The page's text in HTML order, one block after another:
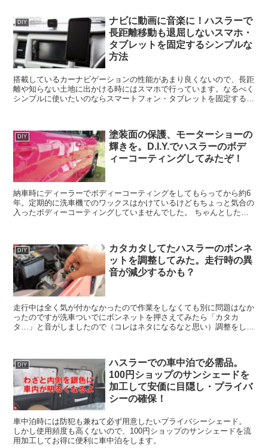
DIY
ナビに動画に音楽に！ハスラーで
長距離移動も退屈しないスマホ・
タブレットを固定するシンプルな
方法
搭載しているカーナビゲーションの性能があまり良くないので、長距
離や知らない土地に出かける時にはスマホで行っています。なるべく
シンプルに使いたいのならスマートフォン・タブレットを固定するマ
DIY
塗装面の保護、モーターショーの
輝きを。D.I.Y.でハスラーのボデ
ィーコーティングしてみたぞ！
納車時にディーラーでボディーコーティングをしてもらってから約6
年。定期的に洗車機でのワックスはかけているけどもちょっと気合の
入ったボディーコーティングしていませんでした。 ちゃんとしたボ
DIY
カタカタしてたハスラーのボンネ
ットを調整してみた。走行時の異
音が減少するかも？
走行中は全く気が付かなかったので作業をしなくても別に問題はなか
ったのですが洗車ついでにボンネットを押さえてみたら「カタカ
タ…」と音がしましたので（コレはネタになるなと思い）調整をして
DIY
ハスラーでの車中泊で必需品。
100円ショップのサンシェードを
加工して安価に目隠し・プライバ
シーの確保！
車中泊時には防犯も兼ねて必ず用意したいプライバシーシェード。
しかし使用頻度も高くないので、100円ショップのサンシェードを流
用加工してお得に便利に車中泊をします。